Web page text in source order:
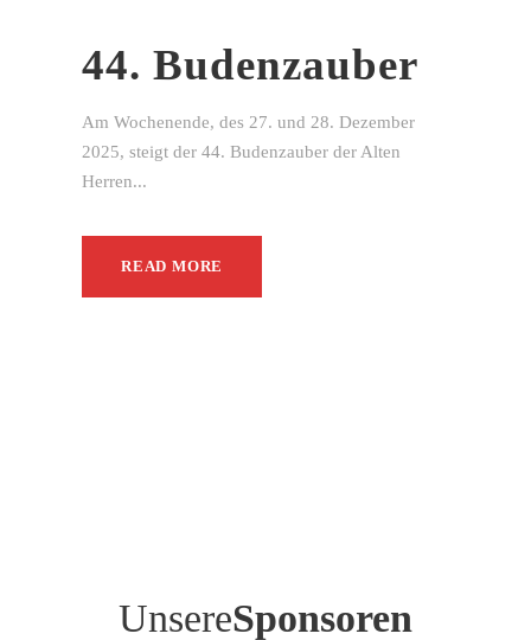
44. Budenzauber
Am Wochenende, des 27. und 28. Dezember
2025, steigt der 44. Budenzauber der Alten
Herren...
READ MORE
UnsereSponsoren